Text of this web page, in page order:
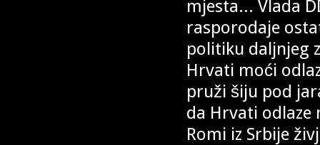
mjesta... Vlada
rasporodaje
politiku daljnjeg
Hrvati moći
pruži šiju pod
da Hrvati odlaze
Romi iz Srbije